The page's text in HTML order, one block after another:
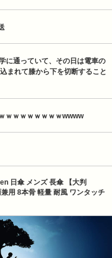
に通っていて、その日は電車の
まれて膝から下を切断すること
ｗｗｗｗｗｗｗｗwwww
日傘 メンズ 長傘 【大判
用 8本骨 軽量 耐風 ワンタッチ